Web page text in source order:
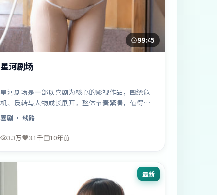
99:45
星河剧场
星河剧场是一部以喜剧为核心的影视作品，围绕危
机、反转与人物成长展开，整体节奏紧凑，值得推
荐观看。
喜剧· 线路
3.3万 3.1千 10年前
最新